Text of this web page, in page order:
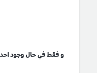
و فقط في حال وجود